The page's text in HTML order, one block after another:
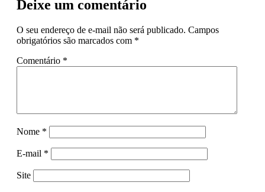
Deixe um comentário
O seu endereço de e-mail não será publicado. Campos
obrigatórios são marcados com *
Comentário *
Nome *
E-mail *
Site